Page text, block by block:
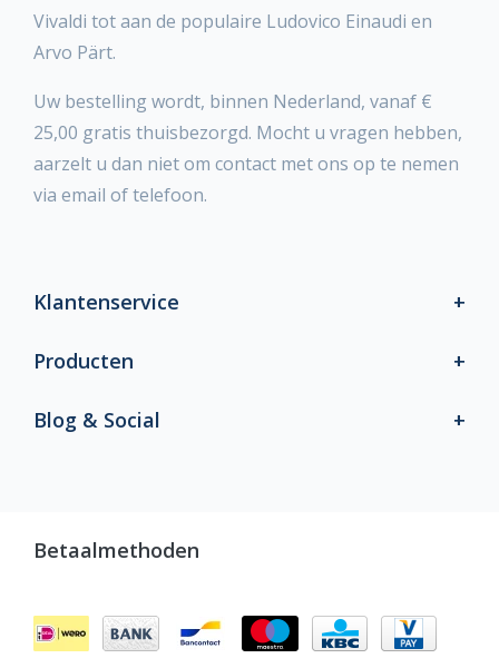
Vivaldi tot aan de populaire Ludovico Einaudi en
Arvo Pärt.
Uw bestelling wordt, binnen Nederland, vanaf €
25,00 gratis thuisbezorgd. Mocht u vragen hebben,
aarzelt u dan niet om contact met ons op te nemen
via email of telefoon.
Klantenservice
Producten
Blog & Social
Betaalmethoden